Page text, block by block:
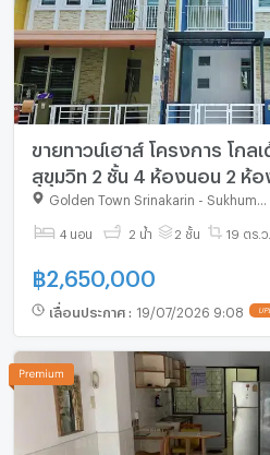
ขายทาวน์เฮาส์ โครงการ โกล
สุขุมวิท 2 ชั้น 4 ห้องนอน 2 ห้อ
4 นอน 2 น้ำ 2 ชั้น 19 ตร.ว.
฿2,650,000
เลื่อนประกาศ : 19/07/2026 9:08